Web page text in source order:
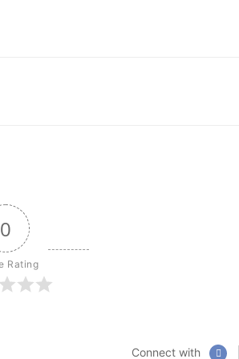
0
Rating
Connect with